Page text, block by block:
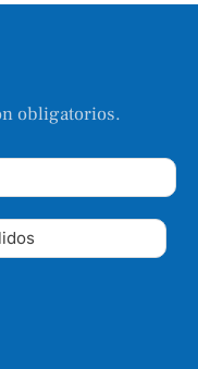
obligatorios.